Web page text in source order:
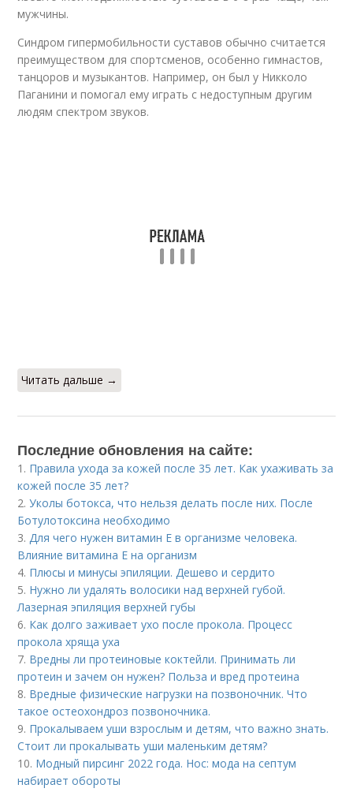
мужчины.
Синдром гипермобильности суставов обычно считается
преимуществом для спортсменов, особенно гимнастов,
танцоров и музыкантов. Например, он был у Никколо
Паганини и помогал ему играть с недоступным другим
людям спектром звуков.
Читать дальше →
Последние обновления на сайте:
1. Правила ухода за кожей после 35 лет. Как ухаживать за
кожей после 35 лет?
2.Уколы ботокса, что нельзя делать после них. После
Ботулотоксина необходимо
3. Для чего нужен витамин Е в организме человека.
Влияние витамина E на организм
4. Плюсы и минусы эпиляции. Дешево и сердито
5. Нужно ли удалять волосики над верхней губой.
Лазерная эпиляция верхней губы
6. Как долго заживает ухо после прокола. Процесс
прокола хряща уха
7. Вредны ли протеиновые коктейли. Принимать ли
протеин и зачем он нужен? Польза и вред протеина
8. Вредные физические нагрузки на позвоночник. Что
такое остеохондроз позвоночника.
9. Прокалываем уши взрослым и детям, что важно знать.
Стоит ли прокалывать уши маленьким детям?
10. Модный пирсинг 2022 года. Нос: мода на септум
набирает обороты